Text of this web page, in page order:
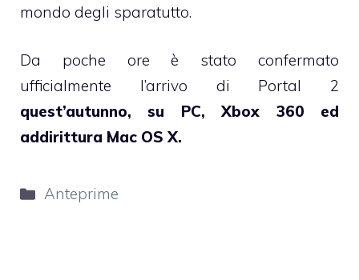
mondo degli sparatutto.
Da poche ore è stato confermato
ufficialmente l’arrivo di Portal 2
quest’autunno, su PC, Xbox 360 ed
addirittura Mac OS X.
Categorie
Anteprime